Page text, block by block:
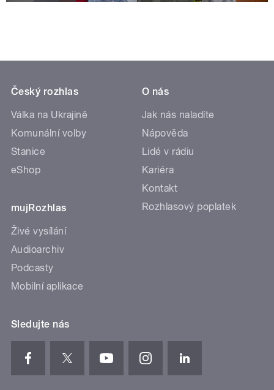
Český rozhlas
Válka na Ukrajině
Komunální volby
Stanice
eShop
mujRozhlas
Živé vysílání
Audioarchiv
Podcasty
Mobilní aplikace
O nás
Jak nás naladíte
Nápověda
Lidé v rádiu
Kariéra
Kontakt
Rozhlasový poplatek
Sledujte nás